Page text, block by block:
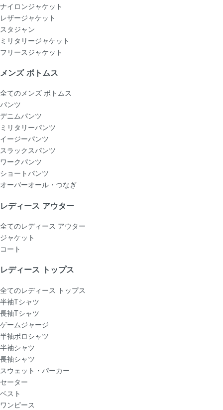
ナイロンジャケット
レザージャケット
スタジャン
ミリタリージャケット
フリースジャケット
メンズ ボトムス
全てのメンズ ボトムス
パンツ
デニムパンツ
ミリタリーパンツ
イージーパンツ
スラックスパンツ
ワークパンツ
ショートパンツ
オーバーオール・つなぎ
レディース アウター
全てのレディース アウター
ジャケット
コート
レディース トップス
全てのレディース トップス
半袖Tシャツ
長袖Tシャツ
ゲームジャージ
半袖ポロシャツ
半袖シャツ
長袖シャツ
スウェット・パーカー
セーター
ベスト
ワンピース